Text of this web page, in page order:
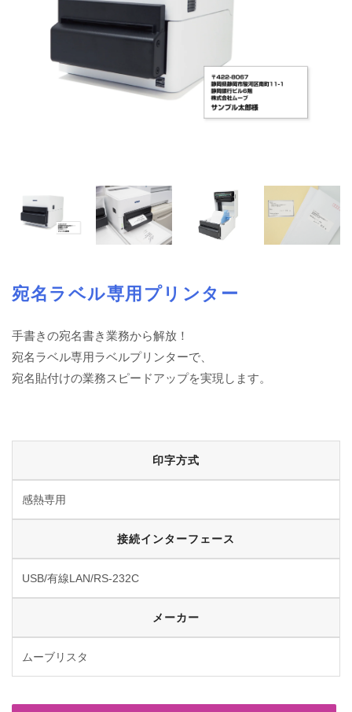
宛名ラベル専用プリンター
手書きの宛名書き業務から解放！
宛名ラベル専用ラベルプリンターで、
宛名貼付けの業務スピードアップを実現します。
印字方式
感熱専用
接続インターフェース
USB/有線LAN/RS-232C
メーカー
ムーブリスタ